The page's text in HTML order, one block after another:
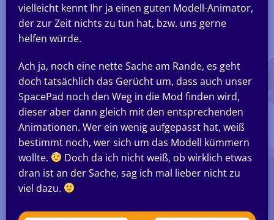
vielleicht kennt Ihr ja einen guten Modell-Animator,
der zur Zeit nichts zu tun hat, bzw. uns gerne
helfen würde.
Ach ja, noch eine nette Sache am Rande, es geht
doch tatsächlich das Gerücht um, dass auch unser
SpacePad noch den Weg in die Mod finden wird,
dieser aber dann gleich mit den entsprechenden
Animationen. Wer ein wenig aufgepasst hat, weiß
bestimmt noch, wer sich um das Modell kümmern
wollte.
Doch da ich nicht weiß, ob wirklich etwas
dran ist an der Sache, sag ich mal lieber nicht zu
viel dazu.